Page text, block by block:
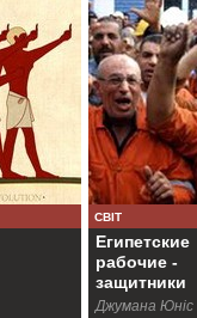
СВІТ
Египетские
рабочие -
защитники
революции
Джумана Юніс